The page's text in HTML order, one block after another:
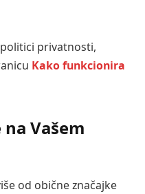
privatnosti,
Kako funkcionira
Vašem
od obične značajke